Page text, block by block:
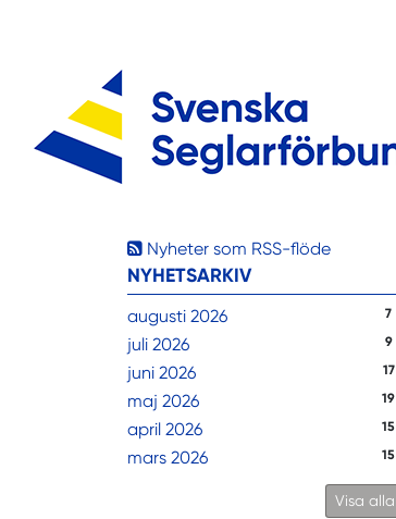
Nyheter som RSS-flöde
NYHETSARKIV
augusti 2026 7
juli 2026 9
juni 2026 17
maj 2026 19
april 2026 15
mars 2026 15
Visa alla